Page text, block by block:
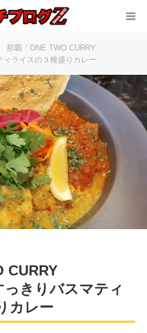
那覇「ONE TWO CURRY
ライスの３種盛りカレー
CURRY
きりバスマティ
カレー